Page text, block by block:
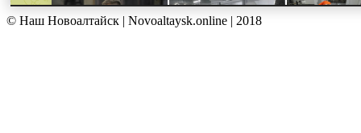
© Наш Новоалтайск | Novoaltaysk.online | 2018